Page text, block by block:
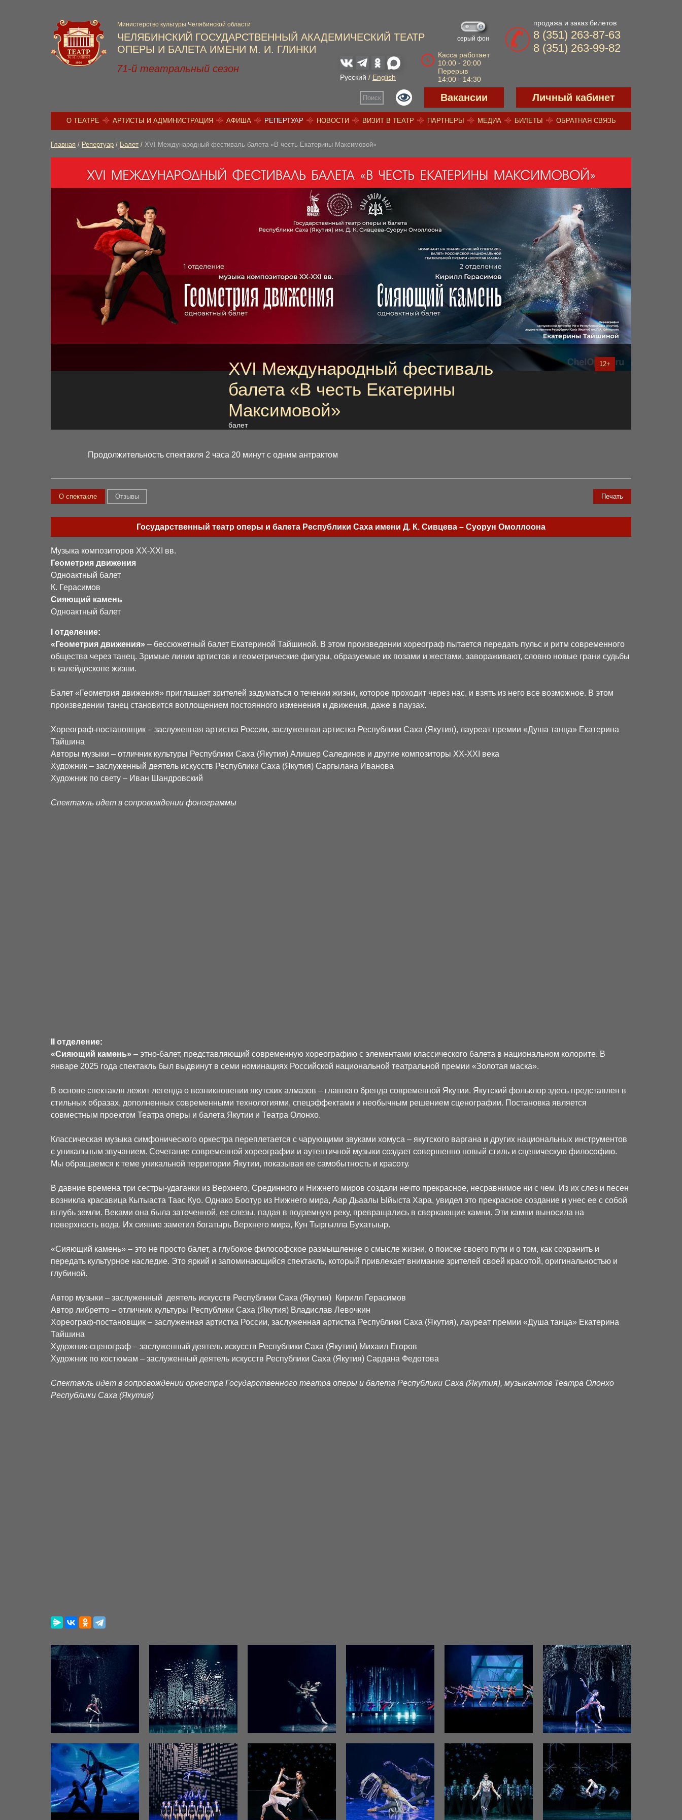
ЧЕЛЯБИНСКИЙ ГОСУДАРСТВЕННЫЙ АКАДЕМИЧЕСКИЙ ТЕАТР
ОПЕРЫ И БАЛЕТА ИМЕНИ М. И. ГЛИНКИ
Министерство культуры Челябинской области
серый фон
Касса работает
10:00 - 20:00
Перерыв
14:00 - 14:30
Русский / English
продажа и заказ билетов
8 (351) 263-87-63
8 (351) 263-99-82
71-й театральный сезон
Поиск Вакансии Личный кабинет
О ТЕАТРЕ АРТИСТЫ И АДМИНИСТРАЦИЯ АФИША РЕПЕРТУАР НОВОСТИ ВИЗИТ В ТЕАТР ПАРТНЕРЫ МЕДИА БИЛЕТЫ ОБРАТНАЯ СВЯЗЬ
Главная / Репертуар / Балет / XVI Международный фестиваль балета «В честь Екатерины Максимовой»
12+
XVI Международный фестиваль
балета «В честь Екатерины
Максимовой»
балет
Продолжительность спектакля 2 часа 20 минут с одним антрактом
Печать
О спектакле Отзывы
Государственный театр оперы и балета Республики Саха имени Д. К. Сивцева – Суорун Омоллоона
Музыка композиторов XX-XXI вв.
Геометрия движения
Одноактный балет
К. Герасимов
Сияющий камень
Одноактный балет
I отделение:
«Геометрия движения» – бессюжетный балет Екатериной Тайшиной. В этом произведении хореограф пытается передать пульс и ритм современного
общества через танец. Зримые линии артистов и геометрические фигуры, образуемые их позами и жестами, завораживают, словно новые грани судьбы
в калейдоскопе жизни.
Балет «Геометрия движения» приглашает зрителей задуматься о течении жизни, которое проходит через нас, и взять из него все возможное. В этом
произведении танец становится воплощением постоянного изменения и движения, даже в паузах.
Хореограф-постановщик – заслуженная артистка России, заслуженная артистка Республики Саха (Якутия), лауреат премии «Душа танца» Екатерина
Тайшина
Авторы музыки – отличник культуры Республики Саха (Якутия) Алишер Салединов и другие композиторы XX-XXI века
Художник – заслуженный деятель искусств Республики Саха (Якутия) Саргылана Иванова
Художник по свету – Иван Шандровский
Спектакль идет в сопровождении фонограммы
II отделение:
«Сияющий камень» – этно-балет, представляющий современную хореографию с элементами классического балета в национальном колорите. В
январе 2025 года спектакль был выдвинут в семи номинациях Российской национальной театральной премии «Золотая маска».
В основе спектакля лежит легенда о возникновении якутских алмазов – главного бренда современной Якутии. Якутский фольклор здесь представлен в
стильных образах, дополненных современными технологиями, спецэффектами и необычным решением сценографии. Постановка является
совместным проектом Театра оперы и балета Якутии и Театра Олонхо.
Классическая музыка симфонического оркестра переплетается с чарующими звуками хомуса – якутского варгана и других национальных инструментов
с уникальным звучанием. Сочетание современной хореографии и аутентичной музыки создает совершенно новый стиль и сценическую философию.
Мы обращаемся к теме уникальной территории Якутии, показывая ее самобытность и красоту.
В давние времена три сестры-удаганки из Верхнего, Срединного и Нижнего миров создали нечто прекрасное, несравнимое ни с чем. Из их слез и песен
возникла красавица Кытыаста Таас Куо. Однако Боотур из Нижнего мира, Аар Дьаалы Ыйыста Хара, увидел это прекрасное создание и унес ее с собой
вглубь земли. Веками она была заточенной, ее слезы, падая в подземную реку, превращались в сверкающие камни. Эти камни выносила на
поверхность вода. Их сияние заметил богатырь Верхнего мира, Кун Тыргылла Бухатыыр.
«Сияющий камень» – это не просто балет, а глубокое философское размышление о смысле жизни, о поиске своего пути и о том, как сохранить и
передать культурное наследие. Это яркий и запоминающийся спектакль, который привлекает внимание зрителей своей красотой, оригинальностью и
глубиной.
Автор музыки – заслуженный деятель искусств Республики Саха (Якутия) Кирилл Герасимов
Автор либретто – отличник культуры Республики Саха (Якутия) Владислав Левочкин
Хореограф-постановщик – заслуженная артистка России, заслуженная артистка Республики Саха (Якутия), лауреат премии «Душа танца» Екатерина
Тайшина
Художник-сценограф – заслуженный деятель искусств Республики Саха (Якутия) Михаил Егоров
Художник по костюмам – заслуженный деятель искусств Республики Саха (Якутия) Сардана Федотова
Спектакль идет в сопровождении оркестра Государственного театра оперы и балета Республики Саха (Якутия), музыкантов Театра Олонхо
Республики Саха (Якутия)